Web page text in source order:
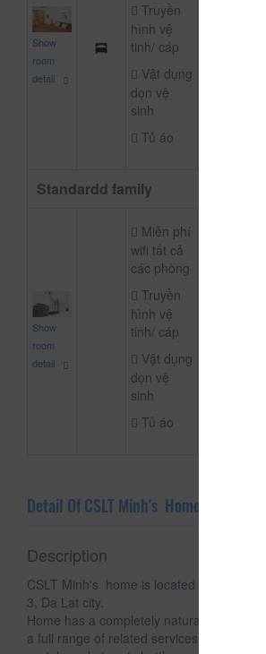
Show
room
detail
Truyền
hình vệ
tinh/ cáp
Vật dụng
dọn vệ
sinh
Tủ áo
Standardd family
Show
room
detail
Miễn phí
wifi tất cả
các phòng
Truyền
hình vệ
tinh/ cáp
Vật dụng
dọn vệ
sinh
Tủ áo
Detail Of CSLT Minh's Home
Description
CSLT Minh's home is located at 218
3, Da Lat city.
Home has a completely natural and
a full range of related services such as